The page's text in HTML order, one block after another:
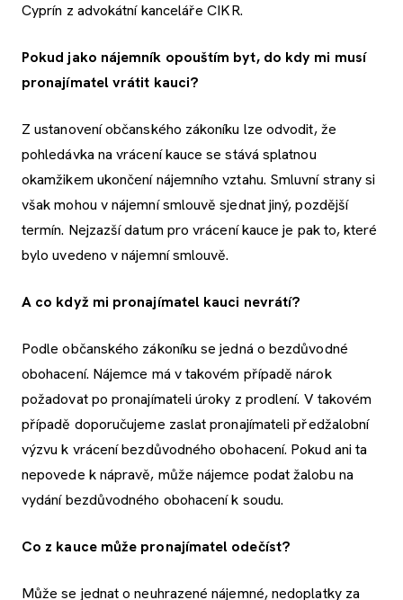
Cyprín z advokátní kanceláře CIKR.
Pokud jako nájemník opouštím byt, do kdy mi musí
pronajímatel vrátit kauci?
Z ustanovení občanského zákoníku lze odvodit, že
pohledávka na vrácení kauce se stává splatnou
okamžikem ukončení nájemního vztahu. Smluvní strany si
však mohou v nájemní smlouvě sjednat jiný, pozdější
termín. Nejzazší datum pro vrácení kauce je pak to, které
bylo uvedeno v nájemní smlouvě.
A co když mi pronajímatel kauci nevrátí?
Podle občanského zákoníku se jedná o bezdůvodné
obohacení. Nájemce má v takovém případě nárok
požadovat po pronajímateli úroky z prodlení. V takovém
případě doporučujeme zaslat pronajímateli předžalobní
výzvu k vrácení bezdůvodného obohacení. Pokud ani ta
nepovede k nápravě, může nájemce podat žalobu na
vydání bezdůvodného obohacení k soudu.
Co z kauce může pronajímatel odečíst?
Může se jednat o neuhrazené nájemné, nedoplatky za